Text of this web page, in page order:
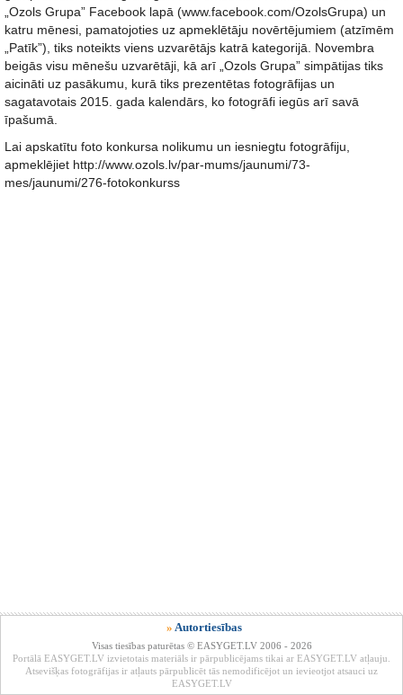
„Ozols Grupa” Facebook lapā (www.facebook.com/OzolsGrupa) un
katru mēnesi, pamatojoties uz apmeklētāju novērtējumiem (atzīmēm
„Patīk”), tiks noteikts viens uzvarētājs katrā kategorijā. Novembra
beigās visu mēnešu uzvarētāji, kā arī „Ozols Grupa” simpātijas tiks
aicināti uz pasākumu, kurā tiks prezentētas fotogrāfijas un
sagatavotais 2015. gada kalendārs, ko fotogrāfi iegūs arī savā
īpašumā.
Lai apskatītu foto konkursa nolikumu un iesniegtu fotogrāfiju,
apmeklējiet http://www.ozols.lv/par-mums/jaunumi/73-
mes/jaunumi/276-fotokonkurss
» Autortiesības
Visas tiesības paturētas © EASYGET.LV 2006 - 2026
Portālā EASYGET.LV izvietotais materiāls ir pārpublicējams tikai ar EASYGET.LV atļauju.
Atsevišķas fotogrāfijas ir atļauts pārpublicēt tās nemodificējot un ievieotjot atsauci uz
EASYGET.LV